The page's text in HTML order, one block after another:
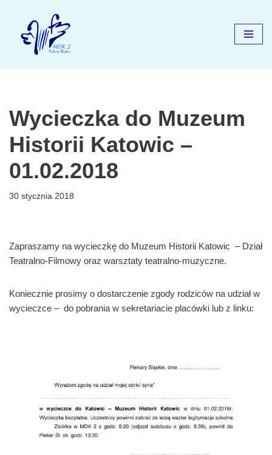
Przejdź
Wycieczka do Muzeum
Historii Katowic –
01.02.2018
30 stycznia 2018
Zapraszamy na wycieczkę do Muzeum Historii Katowic – Dział
Teatralno-Filmowy oraz warsztaty teatralno-muzyczne.
Koniecznie prosimy o dostarczenie zgody rodziców na udział w
wycieczce – do pobrania w sekretariacie placówki lub z linku: